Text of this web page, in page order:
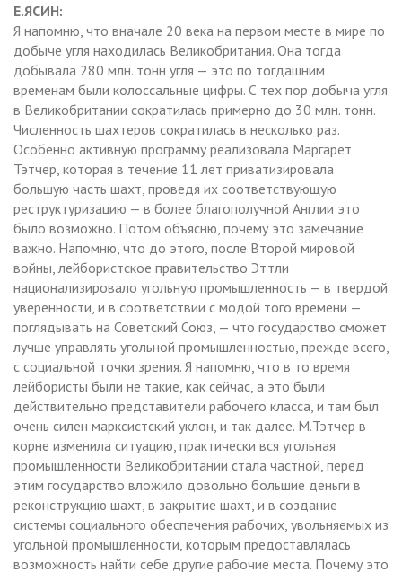
Е.ЯСИН:
Я напомню, что вначале 20 века на первом месте в мире по
добыче угля находилась Великобритания. Она тогда
добывала 280 млн. тонн угля — это по тогдашним
временам были колоссальные цифры. С тех пор добыча угля
в Великобритании сократилась примерно до 30 млн. тонн.
Численность шахтеров сократилась в несколько раз.
Особенно активную программу реализовала Маргарет
Тэтчер, которая в течение 11 лет приватизировала
большую часть шахт, проведя их соответствующую
реструктуризацию — в более благополучной Англии это
было возможно. Потом объясню, почему это замечание
важно. Напомню, что до этого, после Второй мировой
войны, лейбористское правительство Эттли
национализировало угольную промышленность — в твердой
уверенности, и в соответствии с модой того времени —
поглядывать на Советский Союз, — что государство сможет
лучше управлять угольной промышленностью, прежде всего,
с социальной точки зрения. Я напомню, что в то время
лейбористы были не такие, как сейчас, а это были
действительно представители рабочего класса, и там был
очень силен марксистский уклон, и так далее. М.Тэтчер в
корне изменила ситуацию, практически вся угольная
промышленности Великобритании стала частной, перед
этим государство вложило довольно большие деньги в
реконструкцию шахт, в закрытие шахт, и в создание
системы социального обеспечения рабочих, увольняемых из
угольной промышленности, которым предоставлялась
возможность найти себе другие рабочие места. Почему это